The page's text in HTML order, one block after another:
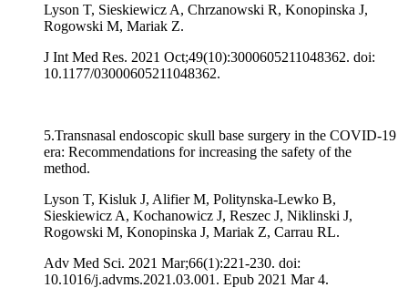
Lyson T, Sieskiewicz A, Chrzanowski R, Konopinska J,
Rogowski M, Mariak Z.
J Int Med Res. 2021 Oct;49(10):3000605211048362. doi:
10.1177/03000605211048362.
5.Transnasal endoscopic skull base surgery in the COVID-19
era: Recommendations for increasing the safety of the
method.
Lyson T, Kisluk J, Alifier M, Politynska-Lewko B,
Sieskiewicz A, Kochanowicz J, Reszec J, Niklinski J,
Rogowski M, Konopinska J, Mariak Z, Carrau RL.
Adv Med Sci. 2021 Mar;66(1):221-230. doi:
10.1016/j.advms.2021.03.001. Epub 2021 Mar 4.